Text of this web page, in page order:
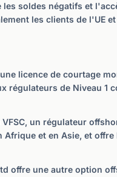
soldes négatifs et
les clients de l'UE
licence de courtage
de Niveau 1
un régulateur
et en Asie, et
offre une autre option